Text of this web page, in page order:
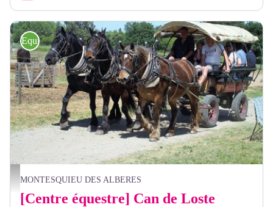
can de Loste
Equitation
MONTESQUIEU DES ALBERES
[Centre équestre] Can de Loste